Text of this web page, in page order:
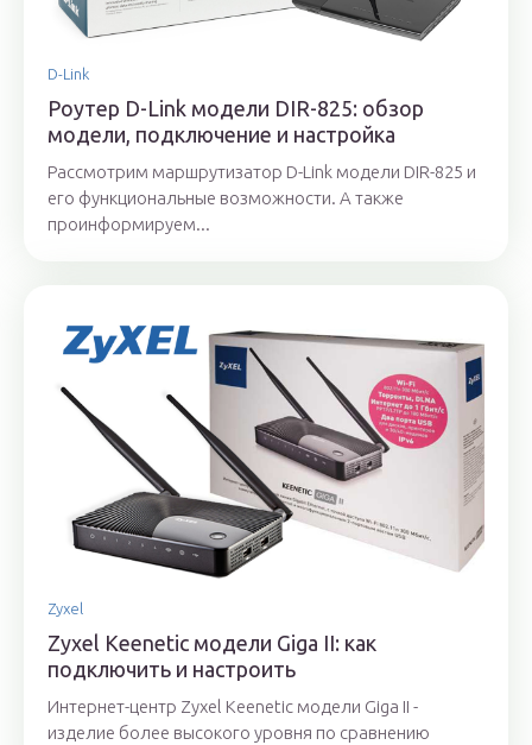
D-Link
Роутер D-Link модели DIR-825: обзор
модели, подключение и настройка
Рассмотрим маршрутизатор D-Link модели DIR-825 и
его функциональные возможности. А также
проинформируем...
Zyxel
Zyxel Keenetic модели Giga II: как
подключить и настроить
Интернет-центр Zyxel Keenetic модели Giga II -
изделие более высокого уровня по сравнению